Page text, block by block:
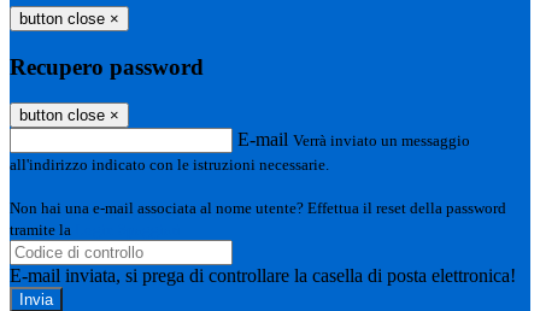
button close ×
Recupero password
button close ×
E-mail Verrà inviato un messaggio
all'indirizzo indicato con le istruzioni necessarie.
Non hai una e-mail associata al nome utente? Effettua il reset della password
tramite la
E-mail inviata, si prega di controllare la casella di posta elettronica!